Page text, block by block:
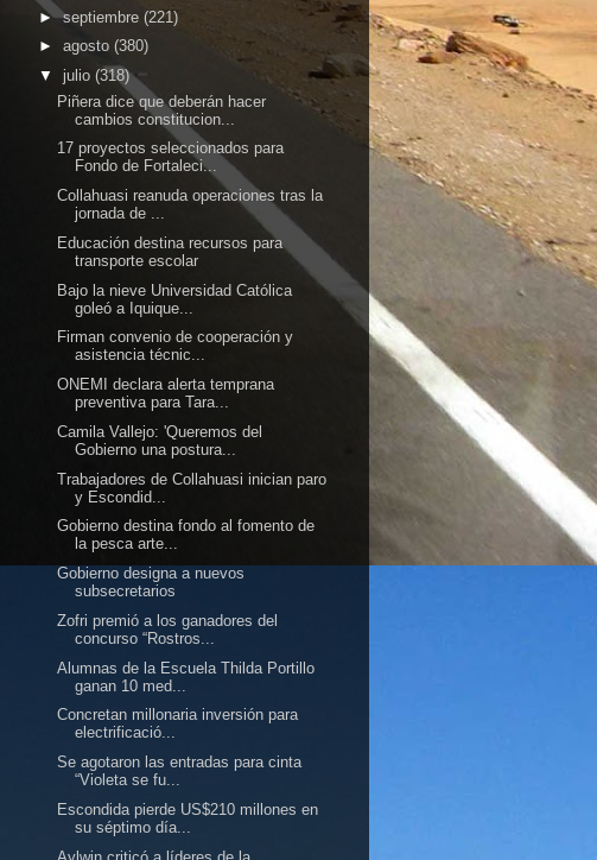
►septiembre (221)
► agosto (380)
▼ julio (318)
Piñera dice que deberán hacer
cambios constitucion...
17 proyectos seleccionados para
Fondo de Fortaleci...
Collahuasi reanuda operaciones tras la
jornada de ...
Educación destina recursos para
transporte escolar
Bajo la nieve Universidad Católica
goleó a Iquique...
Firman convenio de cooperación y
asistencia técnic...
ONEMI declara alerta temprana
preventiva para Tara...
Camila Vallejo: 'Queremos del
Gobierno una postura...
Trabajadores de Collahuasi inician paro
y Escondid...
Gobierno destina fondo al fomento de
la pesca arte...
Gobierno designa a nuevos
subsecretarios
Zofri premió a los ganadores del
concurso “Rostros...
Alumnas de la Escuela Thilda Portillo
ganan 10 med...
Concretan millonaria inversión para
electrificació...
Se agotaron las entradas para cinta
“Violeta se fu...
Escondida pierde US$210 millones en
su séptimo día...
Aylwin criticó a líderes de la